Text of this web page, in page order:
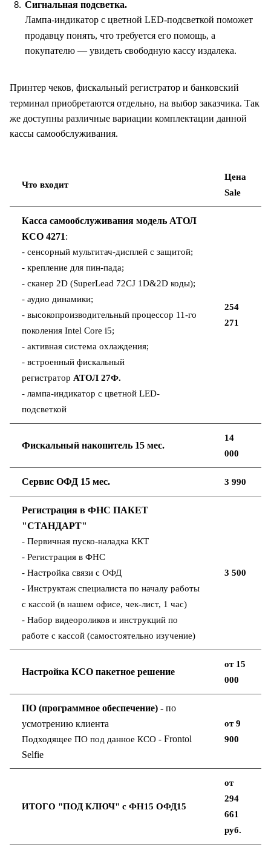
Сигнальная подсветка.
Лампа-индикатор с цветной LED-подсветкой поможет
продавцу понять, что требуется его помощь, а
покупателю — увидеть свободную кассу издалека.
Принтер чеков, фискальный регистратор и банковский
терминал приобретаются отдельно, на выбор заказчика. Так
же доступны различные вариации комплектации данной
кассы самообслуживания.
Что входит
Цена
Sale
Касса самообслуживания модель АТОЛ
КСО 4271:
- сенсорный мультитач-дисплей с защитой;
- крепление для пин-пада;
- сканер 2D (SuperLead 72CJ 1D&2D коды);
- аудио динамики;
- высокопроизводительный процессор 11-го
поколения Intel Core i5;
- активная система охлаждения;
- встроенный фискальный
регистратор АТОЛ 27Ф.
- лампа-индикатор с цветной LED-
подсветкой
254
271
Фискальный накопитель 15 мес.
14
000
Сервис ОФД 15 мес. 3 990
Регистрация в ФНС ПАКЕТ
"СТАНДАРТ"
- Первичная пуско-наладка ККТ
- Регистрация в ФНС
- Настройка связи с ОФД
- Инструктаж специалиста по началу работы
с кассой (в нашем офисе, чек-лист, 1 час)
- Набор видеороликов и инструкций по
работе с кассой (самостоятельно изучение)
3 500
Настройка КСО пакетное решение
от 15
000
ПО (программное обеспечение) - по
усмотрению клиента
Подходящее ПО под данное КСО - Frontol
Selfie
от 9
900
ИТОГО "ПОД КЛЮЧ" с ФН15 ОФД15
от
294
661
руб.